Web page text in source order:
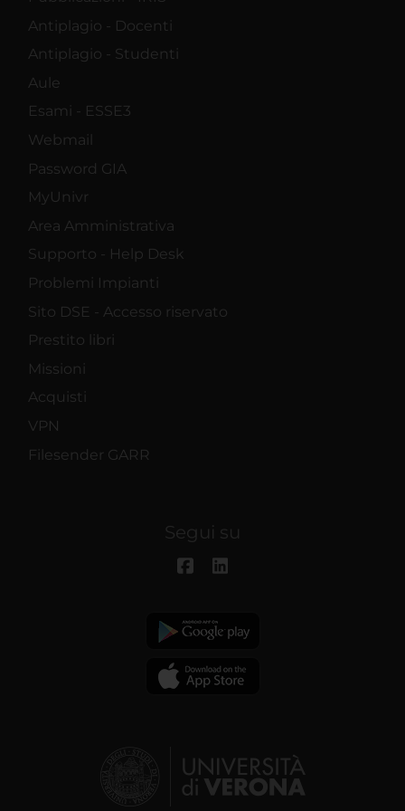
Antiplagio - Docenti
Antiplagio - Studenti
Aule
Esami - ESSE3
Webmail
Password GIA
MyUnivr
Area Amministrativa
Supporto - Help Desk
Problemi Impianti
Sito DSE - Accesso riservato
Prestito libri
Missioni
Acquisti
VPN
Filesender GARR
Segui su